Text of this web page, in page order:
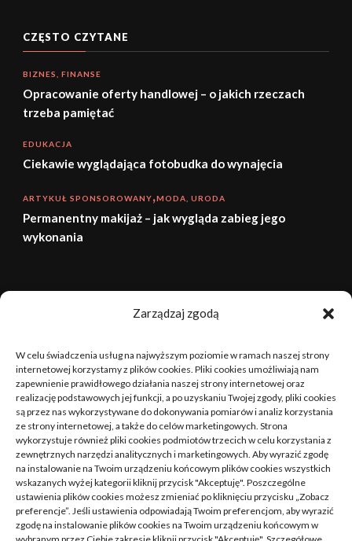
Zarządzaj zgodą
W celu świadczenia usług na najwyższym poziomie w ramach naszej strony
internetowej korzystamy z plików cookies. Pliki cookies umożliwiają nam
zapewnienie prawidłowego działania naszej strony internetowej oraz
realizację podstawowych jej funkcji, a po uzyskaniu Twojej zgody, pliki cookies
są przez nas wykorzystywane do dokonywania pomiarów i analiz korzystania
ze strony internetowej, a także do celów marketingowych. Strona
wykorzystuje również pliki cookies podmiotów trzecich w celu korzystania z
zewnętrznych narzędzi analitycznych i marketingowych. Aby wyrazić zgodę
na instalowanie na Twoim urządzeniu końcowym plików cookies wszystkich
wskazanych wyżej kategorii kliknij przycisk "Akceptuję". Poszczególne
ustawienia plików cookies możesz zmieniać po kliknięciu przycisku „Zobacz
preferencje”. Jeśli ustawienia odpowiadają Twoim preferencjom, aby wyrazić
zgodę na instalowanie plików cookies na Twoim urządzeniu końcowym w
CZĘSTO CZYTANE
BIZNES, FINANSE
Opracowanie oferty handlowej – o jakich rzeczach
trzeba pamiętać
EDUKACJA
Ciekawie wyglądająca fotobudka do wynajęcia
ARTYKUŁ SPONSOROWANY MODA, URODA
Permanentny makijaż – jak wygląda zabieg jego
wykonania
sierpień 2026
3 4 5 6 7 8 9
10 11 12 13 14 15 16
17 18 19 20 21 22 23
24 25 26 27 28 29 30